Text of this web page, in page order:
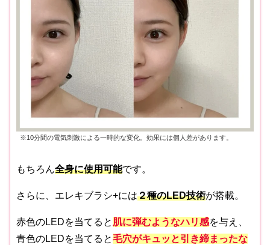
※10分間の電気刺激による一時的な変化。効果には個人差があります。
もちろん全身に使用可能です。
さらに、エレキブラシ+には２種のLED技術が搭載。
赤色のLEDを当てると 肌に弾むようなハリ感を与え、
青色のLEDを当てると毛穴がキュッと引き締まったな